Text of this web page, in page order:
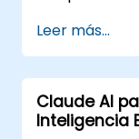
Leer más...
Claude AI
Inteligencia